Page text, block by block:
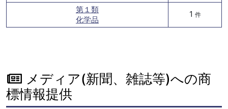
第１類
化学品
1 件
メディア(新聞、雑誌等)への商
標情報提供